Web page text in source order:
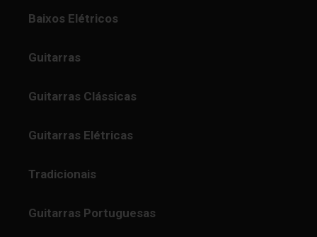
Baixos Elétricos
Guitarras
Guitarras Clássicas
Guitarras Elétricas
Tradicionais
Guitarras Portuguesas